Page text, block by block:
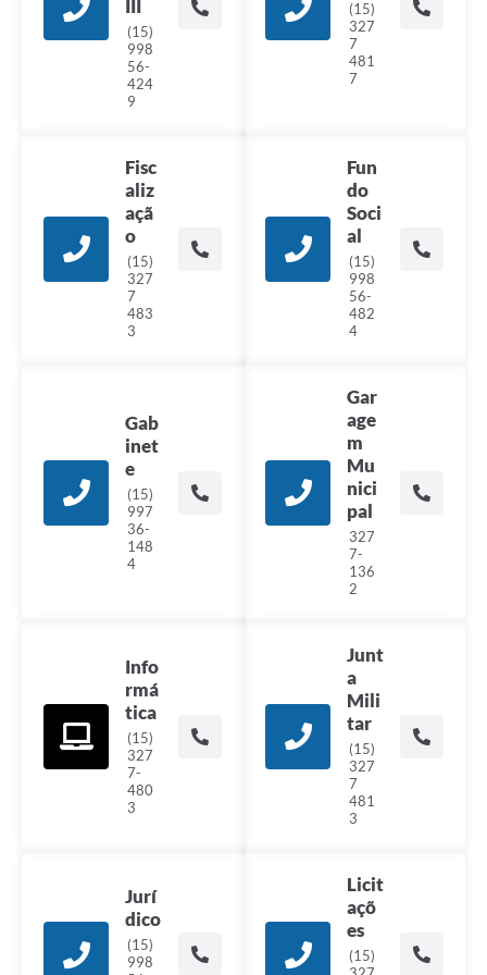
III
(15)
998
56-
424
9
(15)
327
7
481
7
Fisc
aliz
açã
o
(15)
327
7
483
3
Fun
do
Soci
al
(15)
998
56-
482
4
Gab
inet
e
(15)
997
36-
148
4
Gar
age
m
Mu
nici
pal
327
7-
136
2
Info
rmá
tica
(15)
327
7-
480
3
Junt
a
Mili
tar
(15)
327
7
481
3
Jurí
dico
(15)
998
Licit
açõ
es
(15)